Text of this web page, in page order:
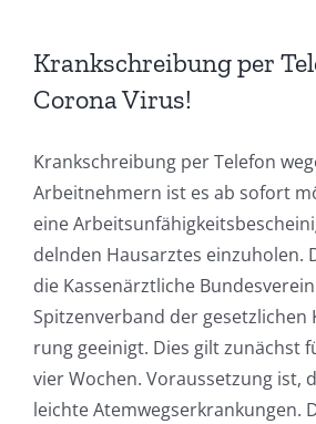
grösseres
Bild
Krankschreibung per
Corona Virus!
Krank­schrei­bung per Tele­fon
Arbeit­neh­mern ist es ab sofort
eine
deln­den Haus­arz­tes ein­zu­ho­len.
die Kas­sen­ärzt­li­che
Spit­zen­ver­band der
rung geei­nigt. Dies gilt zunächst
vier Wochen. Vor­aus­set­zung ist,
leich­te Atem­wegs­er­kran­kun­gen.